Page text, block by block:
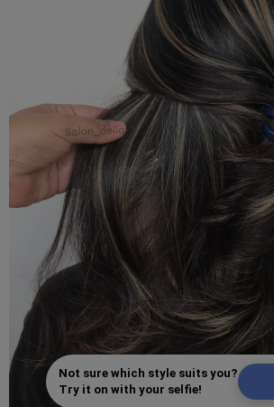
Not sure which style suits you?
Try it on with your selfie!